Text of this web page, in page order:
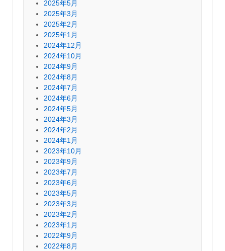
2025年5月
2025年3月
2025年2月
2025年1月
2024年12月
2024年10月
2024年9月
2024年8月
2024年7月
2024年6月
2024年5月
2024年3月
2024年2月
2024年1月
2023年10月
2023年9月
2023年7月
2023年6月
2023年5月
2023年3月
2023年2月
2023年1月
2022年9月
2022年8月